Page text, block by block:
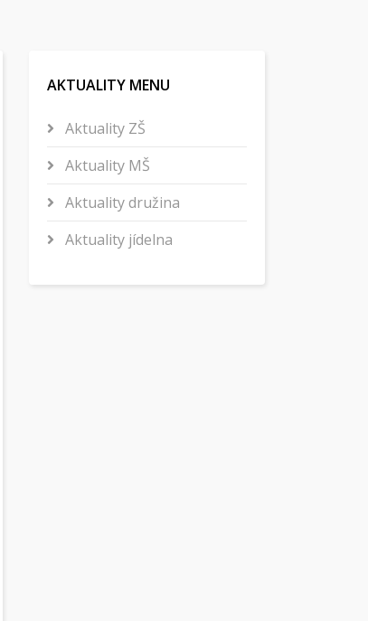
AKTUALITY MENU
Aktuality ZŠ
Aktuality MŠ
Aktuality družina
Aktuality jídelna